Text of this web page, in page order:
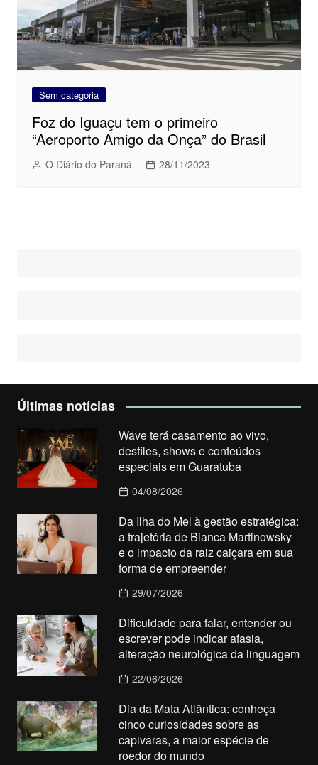
Sem categoria
Foz do Iguaçu tem o primeiro
“Aeroporto Amigo da Onça” do Brasil
O Diário do Paraná 28/11/2023
Últimas notícias
Wave terá casamento ao vivo,
desfiles, shows e conteúdos
especiais em Guaratuba
04/08/2026
Da Ilha do Mel à gestão estratégica:
a trajetória de Bianca Martinowsky
e o impacto da raiz caiçara em sua
forma de empreender
29/07/2026
Dificuldade para falar, entender ou
escrever pode indicar afasia,
alteração neurológica da linguagem
22/06/2026
Dia da Mata Atlântica: conheça
cinco curiosidades sobre as
capivaras, a maior espécie de
roedor do mundo